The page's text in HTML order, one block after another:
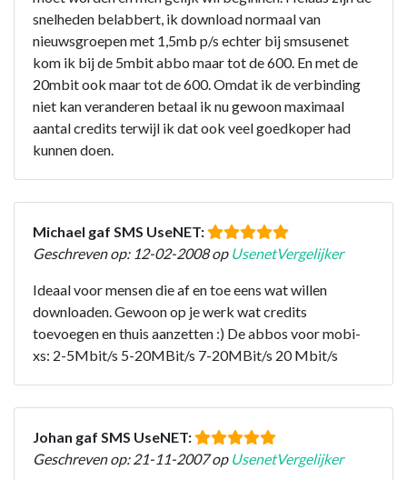
snelheden belabbert, ik download normaal van
nieuwsgroepen met 1,5mb p/s echter bij smsusenet
kom ik bij de 5mbit abbo maar tot de 600. En met de
20mbit ook maar tot de 600. Omdat ik de verbinding
niet kan veranderen betaal ik nu gewoon maximaal
aantal credits terwijl ik dat ook veel goedkoper had
kunnen doen.
Michael gaf SMS UseNET:
Geschreven op: 12-02-2008 op UsenetVergelijker
Ideaal voor mensen die af en toe eens wat willen
downloaden. Gewoon op je werk wat credits
toevoegen en thuis aanzetten :) De abbos voor mobi-
xs: 2-5Mbit/s 5-20MBit/s 7-20MBit/s 20 Mbit/s
Johan gaf SMS UseNET:
Geschreven op: 21-11-2007 op UsenetVergelijker